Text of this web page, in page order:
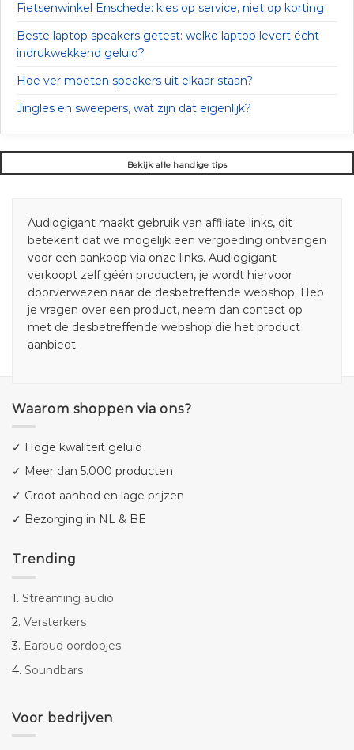
Fietsenwinkel Enschede: kies op service, niet op korting
Beste laptop speakers getest: welke laptop levert écht
indrukwekkend geluid?
Hoe ver moeten speakers uit elkaar staan?
Jingles en sweepers, wat zijn dat eigenlijk?
Bekijk alle handige tips
Audiogigant maakt gebruik van affiliate links, dit
betekent dat we mogelijk een vergoeding ontvangen
voor een aankoop via onze links. Audiogigant
verkoopt zelf géén producten, je wordt hiervoor
doorverwezen naar de desbetreffende webshop. Heb
je vragen over een product, neem dan contact op
met de desbetreffende webshop die het product
aanbiedt.
Waarom shoppen via ons?
✓ Hoge kwaliteit geluid
✓ Meer dan 5.000 producten
✓ Groot aanbod en lage prijzen
✓ Bezorging in NL & BE
Trending
1. Streaming audio
2. Versterkers
3. Earbud oordopjes
4. Soundbars
Voor bedrijven